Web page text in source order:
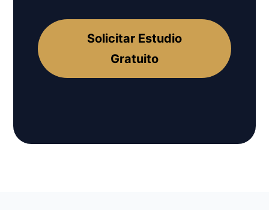
Solicitar Estudio
Gratuito